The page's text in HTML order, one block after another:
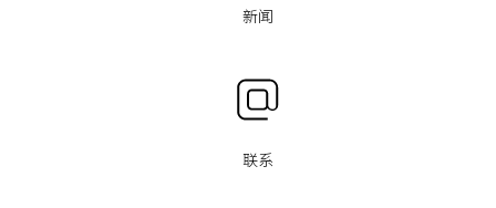
新闻
联系